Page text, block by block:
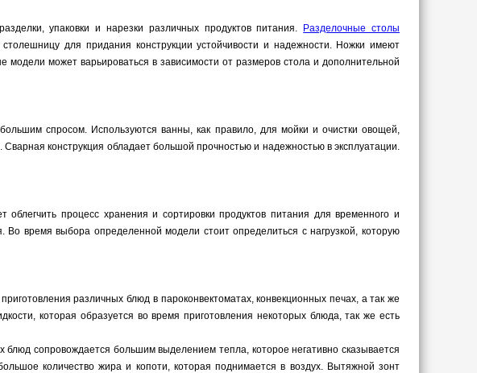
упаковки и нарезки различных продуктов питания.
Разделочные столы
для придания конструкции устойчивости и надежности. Ножки имеют
может варьироваться в зависимости от размеров стола и дополнительной
спросом. Используются ванны, как правило, для мойки и очистки овощей,
конструкция обладает большой прочностью и надежностью в эксплуатации.
процесс хранения и сортировки продуктов питания для временного и
Во время выбора определенной модели стоит определиться с нагрузкой, которую
различных блюд в пароконвектоматах, конвекционных печах, а так же
которая образуется во время приготовления некоторых блюда, так же есть
сопровождается большим выделением тепла, которое негативно сказывается
количество жира и копоти, которая поднимается в воздух. Вытяжной зонт